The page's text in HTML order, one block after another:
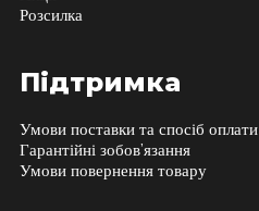
Розсилка
Підтримка
Умови поставки та спосіб оплати
Гарантійні зобов’язання
Умови повернення товару